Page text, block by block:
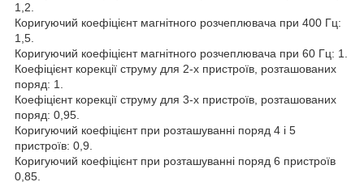
1,2.
Коригуючий коефіцієнт магнітного розчеплювача при 400 Гц:
1,5.
Коригуючий коефіцієнт магнітного розчеплювача при 60 Гц: 1.
Коефіцієнт корекції струму для 2-х пристроїв, розташованих
поряд: 1.
Коефіцієнт корекції струму для 3-х пристроїв, розташованих
поряд: 0,95.
Коригуючий коефіцієнт при розташуванні поряд 4 і 5
пристроїв: 0,9.
Коригуючий коефіцієнт при розташуванні поряд 6 пристроїв
0,85.